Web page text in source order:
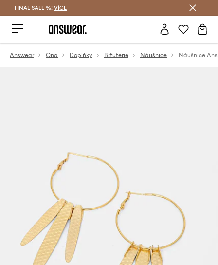
FINAL SALE %! VÍCE
Answear Ona Doplňky Bižuterie Náušnice Náušnice